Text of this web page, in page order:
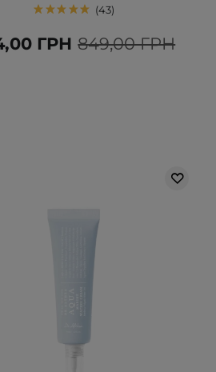
43
849,00 ГРН
ГРН